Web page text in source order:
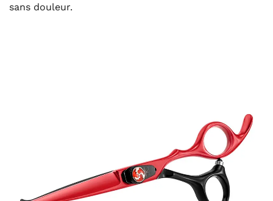
sans douleur.